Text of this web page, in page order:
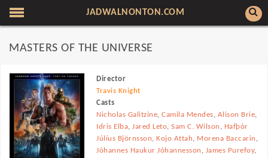
JADWALNONTON.COM
MASTERS OF THE UNIVERSE
Director
Travis Knight
Casts
Nicholas Galitzine,Camila Mendes, Alison Brie,
Idris Elba,Jared Leto,Sam C. Wilson , Hafþór
Júlíus Björnsson,Kojo Attah, Morena Baccarin ,
Jóhannes Haukur Jóhannesson , James Purefoy,